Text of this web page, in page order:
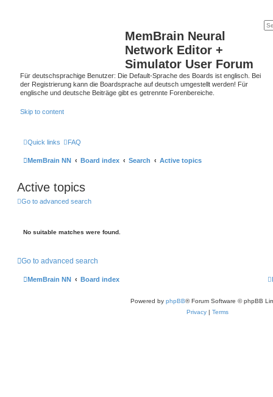
MemBrain Neural
Network Editor +
Simulator User Forum
Für deutschsprachige Benutzer: Die Default-Sprache des Boards ist englisch. Bei
der Registrierung kann die Boardsprache auf deutsch umgestellt werden! Für
englische und deutsche Beiträge gibt es getrennte Forenbereiche.
Skip to content
Quick links FAQ
MemBrain NN Board index Search Active topics
Active topics
Go to advanced search
No suitable matches were found.
Go to advanced search
MemBrain NN Board index
Powered by phpBB® Forum Software © phpBB
Privacy | Terms